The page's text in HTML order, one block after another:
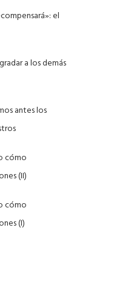
el
a los demás
antes los
cómo
(II)
cómo
(I)